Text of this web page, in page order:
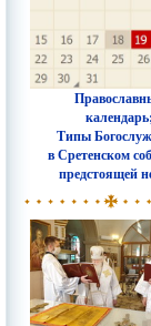
Типы
в Сретенском
предстоящей